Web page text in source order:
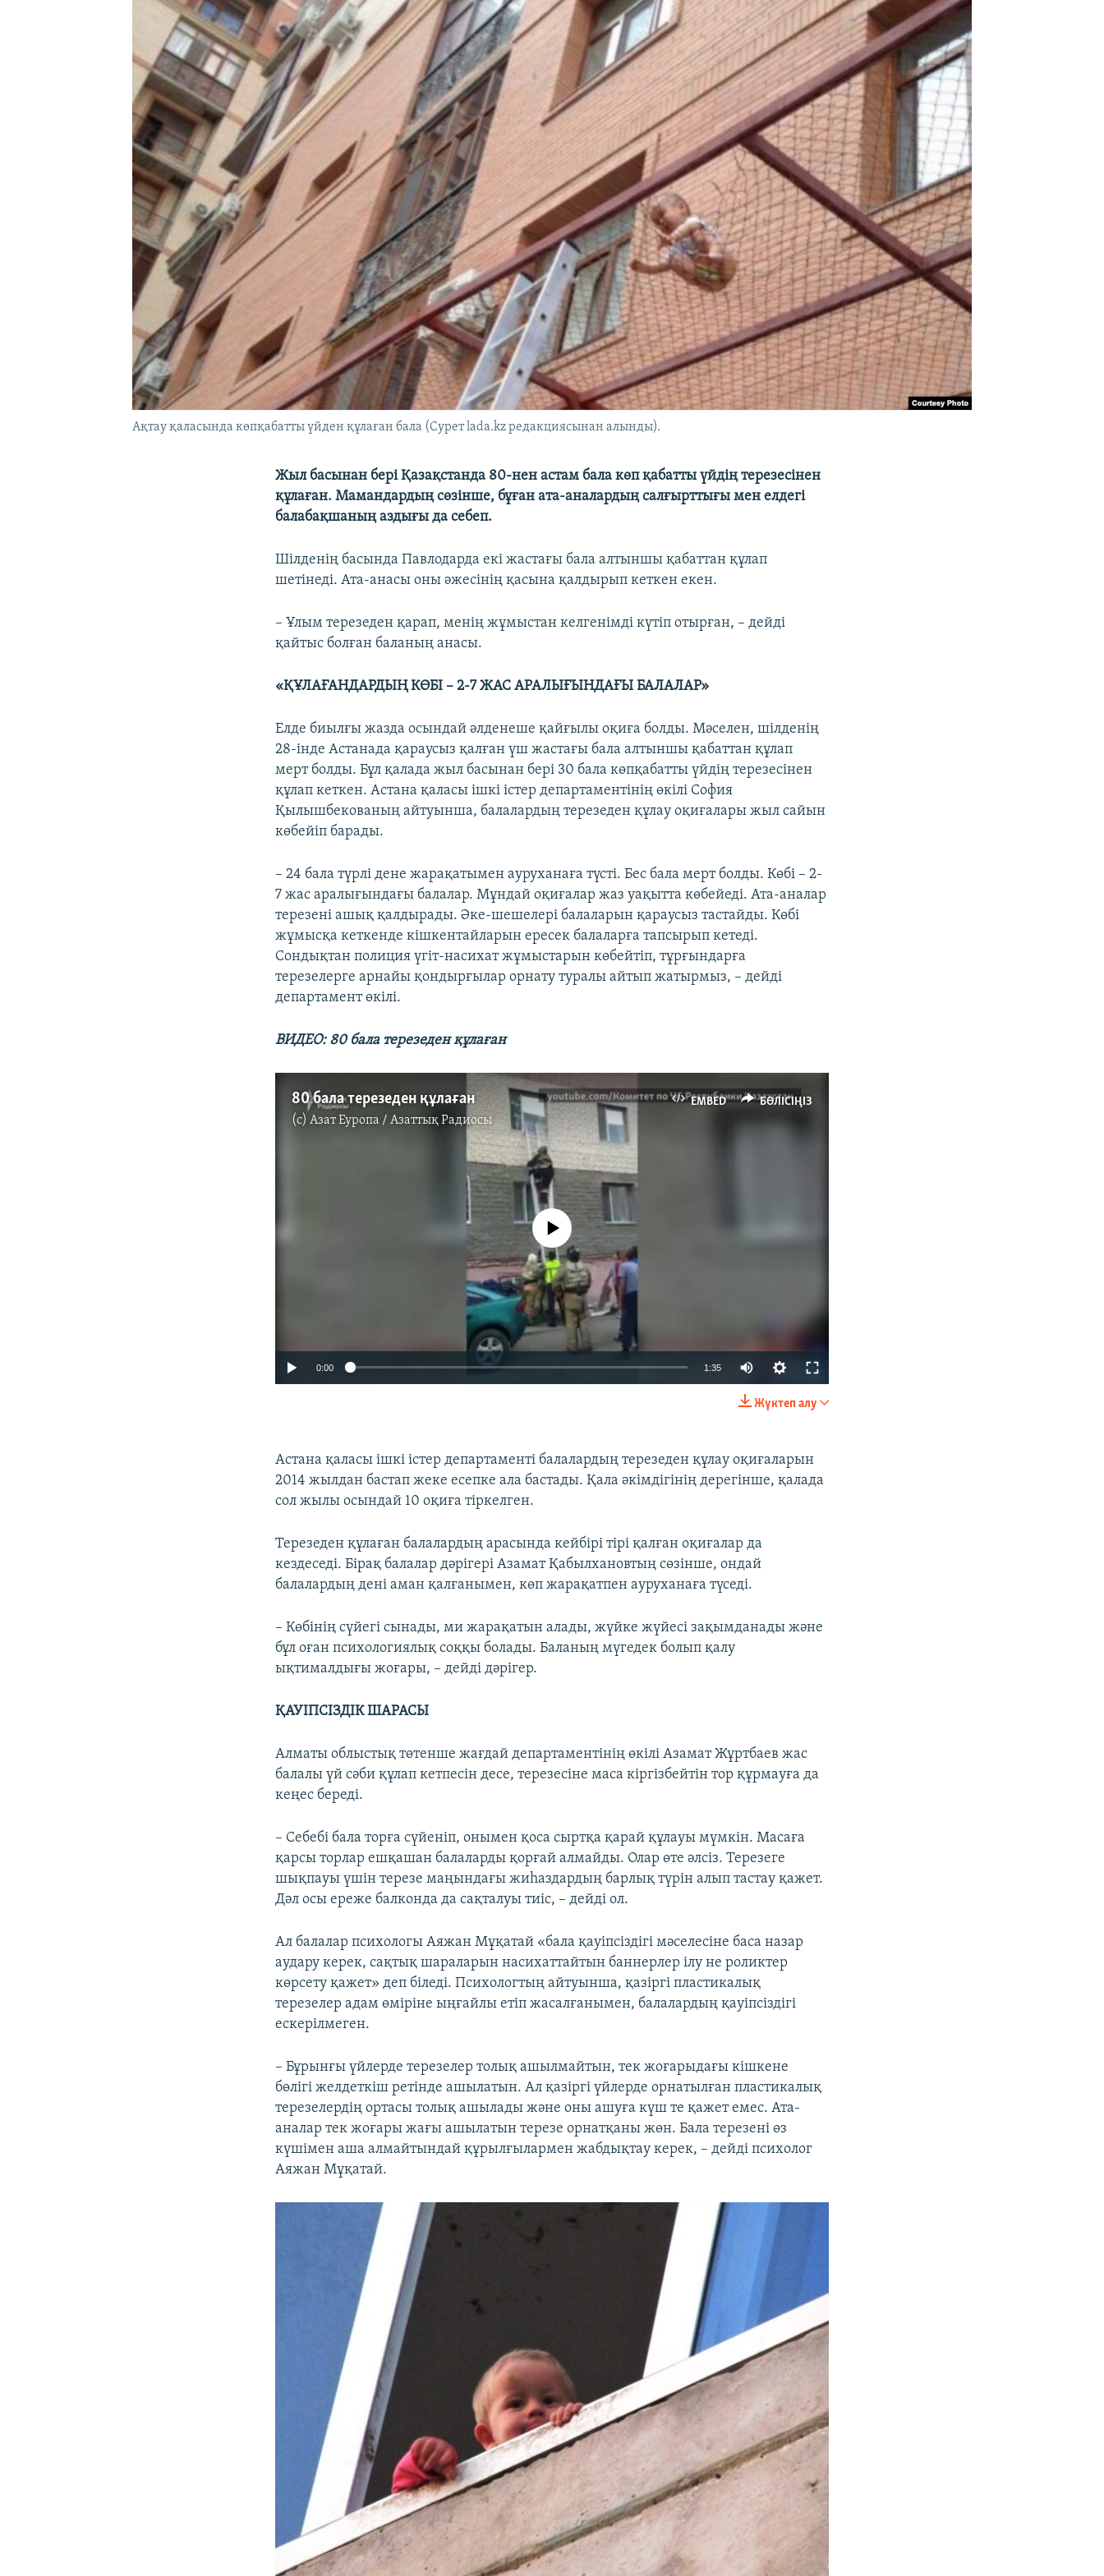
Ақтау қаласында көпқабатты үйден құлаған бала (Сурет lada.kz редакциясынан алынды).
Жыл басынан бері Қазақстанда 80-нен астам бала көп қабатты үйдің терезесінен
құлаған. Мамандардың сөзінше, бұған ата-аналардың салғырттығы мен елдегі
балабақшаның аздығы да себеп.
Шілденің басында Павлодарда екі жастағы бала алтыншы қабаттан құлап
шетінеді. Ата-анасы оны әжесінің қасына қалдырып кеткен екен.
– Ұлым терезеден қарап, менің жұмыстан келгенімді күтіп отырған, – дейді
қайтыс болған баланың анасы.
«ҚҰЛАҒАНДАРДЫҢ КӨБІ – 2-7 ЖАС АРАЛЫҒЫНДАҒЫ БАЛАЛАР»
Елде биылғы жазда осындай әлденеше қайғылы оқиға болды. Мәселен, шілденің
28-інде Астанада қараусыз қалған үш жастағы бала алтыншы қабаттан құлап
мерт болды. Бұл қалада жыл басынан бері 30 бала көпқабатты үйдің терезесінен
құлап кеткен. Астана қаласы ішкі істер департаментінің өкілі София
Қылышбекованың айтуынша, балалардың терезеден құлау оқиғалары жыл сайын
көбейіп барады.
– 24 бала түрлі дене жарақатымен ауруханаға түсті. Бес бала мерт болды. Көбі – 2-
7 жас аралығындағы балалар. Мұндай оқиғалар жаз уақытта көбейеді. Ата-аналар
терезені ашық қалдырады. Әке-шешелері балаларын қараусыз тастайды. Көбі
жұмысқа кеткенде кішкентайларын ересек балаларға тапсырып кетеді.
Сондықтан полиция үгіт-насихат жұмыстарын көбейтіп, тұрғындарға
терезелерге арнайы қондырғылар орнату туралы айтып жатырмыз, – дейді
департамент өкілі.
ВИДЕО: 80 бала терезеден құлаған
EMBED БӨЛІСІҢІЗ
80 бала терезеден құлаған
(c)Азат Еуропа / Азаттық Радиосы
БӨЛІСІҢІЗ
No media source currently available
0:00 1:35
Жүктеп алу
Астана қаласы ішкі істер департаменті балалардың терезеден құлау оқиғаларын
2014 жылдан бастап жеке есепке ала бастады. Қала әкімдігінің дерегінше, қалада
сол жылы осындай 10 оқиға тіркелген.
Терезеден құлаған балалардың арасында кейбірі тірі қалған оқиғалар да
кездеседі. Бірақ балалар дәрігері Азамат Қабылхановтың сөзінше, ондай
балалардың дені аман қалғанымен, көп жарақатпен ауруханаға түседі.
– Көбінің сүйегі сынады, ми жарақатын алады, жүйке жүйесі зақымданады және
бұл оған психологиялық соққы болады. Баланың мүгедек болып қалу
ықтималдығы жоғары, – дейді дәрігер.
ҚАУІПСІЗДІК ШАРАСЫ
Алматы облыстық төтенше жағдай департаментінің өкілі Азамат Жұртбаев жас
балалы үй сәби құлап кетпесін десе, терезесіне маса кіргізбейтін тор құрмауға да
кеңес береді.
– Себебі бала торға сүйеніп, онымен қоса сыртқа қарай құлауы мүмкін. Масаға
қарсы торлар ешқашан балаларды қорғай алмайды. Олар өте әлсіз. Терезеге
шықпауы үшін терезе маңындағы жиһаздардың барлық түрін алып тастау қажет.
Дәл осы ереже балконда да сақталуы тиіс, – дейді ол.
Ал балалар психологы Аяжан Мұқатай «бала қауіпсіздігі мәселесіне баса назар
аудару керек, сақтық шараларын насихаттайтын баннерлер ілу не роликтер
көрсету қажет» деп біледі. Психологтың айтуынша, қазіргі пластикалық
терезелер адам өміріне ыңғайлы етіп жасалғанымен, балалардың қауіпсіздігі
ескерілмеген.
– Бұрынғы үйлерде терезелер толық ашылмайтын, тек жоғарыдағы кішкене
бөлігі желдеткіш ретінде ашылатын. Ал қазіргі үйлерде орнатылған пластикалық
терезелердің ортасы толық ашылады және оны ашуға күш те қажет емес. Ата-
аналар тек жоғары жағы ашылатын терезе орнатқаны жөн. Бала терезені өз
күшімен аша алмайтындай құрылғылармен жабдықтау керек, – дейді психолог
Аяжан Мұқатай.